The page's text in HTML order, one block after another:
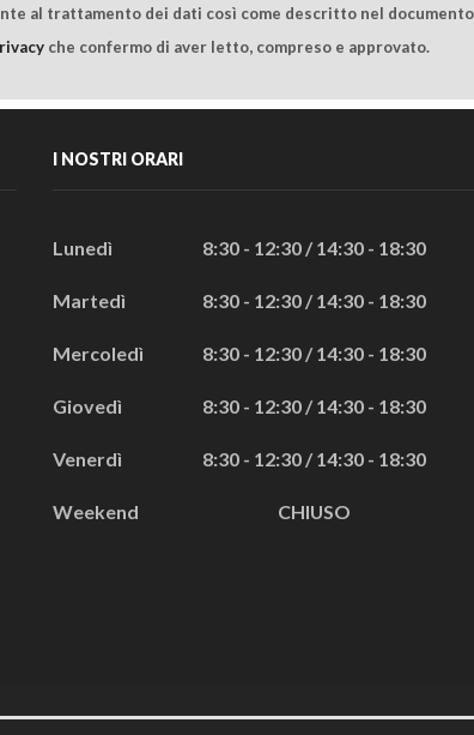
al trattamento dei dati così come descritto nel
che confermo di aver letto, compreso e approvato.
I NOSTRI ORARI
Lunedì 8:30 - 12:30 / 14:30 - 18:30
Martedì 8:30 - 12:30 / 14:30 - 18:30
Mercoledì 8:30 - 12:30 / 14:30 - 18:30
Giovedì 8:30 - 12:30 / 14:30 - 18:30
Venerdì 8:30 - 12:30 / 14:30 - 18:30
Weekend CHIUSO